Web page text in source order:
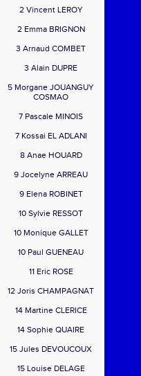
2 Vincent LEROY
2 Emma BRIGNON
3 Arnaud COMBET
3 Alain DUPRE
5 Morgane JOUANGUY
COSMAO
7 Pascale MINOIS
7 Kossai EL ADLANI
8 Anae HOUARD
9 Jocelyne ARREAU
9 Elena ROBINET
10 Sylvie RESSOT
10 Monique GALLET
10 Paul GUENEAU
11 Eric ROSE
12 Joris CHAMPAGNAT
14 Martine CLERICE
14 Sophie QUAIRE
15 Jules DEVOUCOUX
15 Louise DELAGE